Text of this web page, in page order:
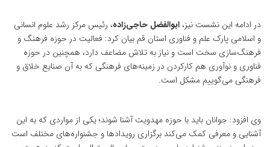
در ادامه این نشست نیز، ابوالفضل حاجی‌زاده، رئیس مرکز رشد علوم انسانی
و اسلامی پارک علم و فناوری استان قم بیان کرد: فعالیت در حوزه فرهنگ و
فرهنگ‌سازی سخت است و نیاز به تلاش مضاعف دارد، همچنین در حوزه
فناوری و نوآوری هم کارکردن در زمینه‌های فرهنگی که به آن صنایع خلاق و
فرهنگی می‌گوییم مشکل است.
وی افزود: جوانان باید با حوزه مهدویت آشنا شوند؛ یکی از مواردی که به این
آشنایی و معرفی کمک می‌کند برگزاری رویداد‌ها و جشنواره‌های مختلف است